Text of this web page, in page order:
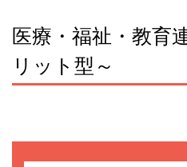
医療・福祉・教育
リット型～